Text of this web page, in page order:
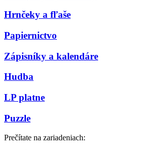
Hrnčeky a fľaše
Papiernictvo
Zápisníky a kalendáre
Hudba
LP platne
Puzzle
Prečítate na zariadeniach: